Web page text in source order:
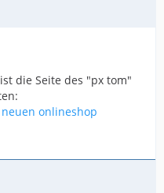
die Seite des "px tom"
onlineshop